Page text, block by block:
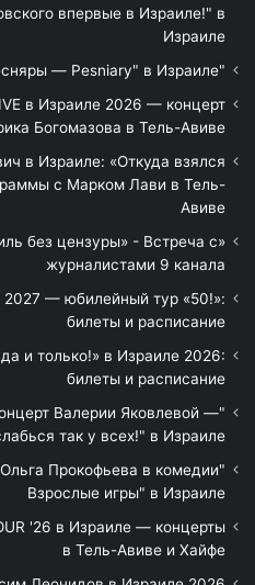
впервые в Израиле!" в
Израиле
"Песняры — Pesniary" в Израиле
в Израиле 2026 — концерт
Богомазова в Тель-Авиве
в Израиле: «Откуда взялся
с Марком Лави в Тель-
Авиве
без цензуры» - Встреча с
журналистами 9 канала
— юбилейный тур «50!»:
билеты и расписание
и только!» в Израиле 2026:
билеты и расписание
Валерии Яковлевой —
так у всех!" в Израиле
Прокофьева в комедии
Взрослые игры" в Израиле
'26 в Израиле — концерты
в Тель-Авиве и Хайфе